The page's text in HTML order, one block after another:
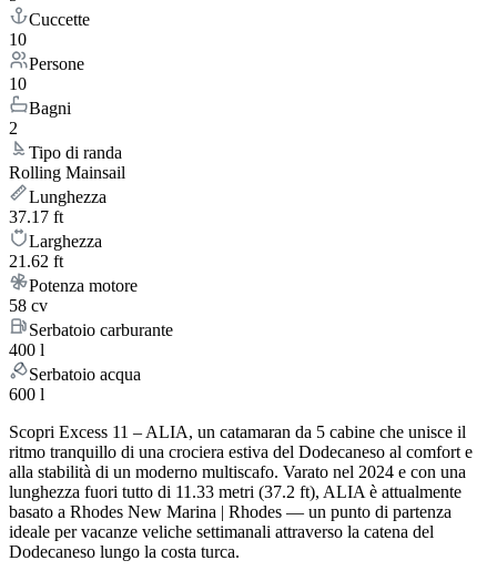
Cuccette
10
Persone
10
Bagni
2
Tipo di randa
Rolling Mainsail
Lunghezza
37.17 ft
Larghezza
21.62 ft
Potenza motore
58 cv
Serbatoio carburante
400 l
Serbatoio acqua
600 l
Scopri Excess 11 – ALIA, un catamaran da 5 cabine che unisce il
ritmo tranquillo di una crociera estiva del Dodecaneso al comfort e
alla stabilità di un moderno multiscafo. Varato nel 2024 e con una
lunghezza fuori tutto di 11.33 metri (37.2 ft), ALIA è attualmente
basato a Rhodes New Marina | Rhodes — un punto di partenza
ideale per vacanze veliche settimanali attraverso la catena del
Dodecaneso lungo la costa turca.